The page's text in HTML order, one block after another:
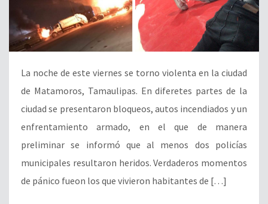
La noche de este viernes se torno violenta en la ciudad
de Matamoros, Tamaulipas. En diferetes partes de la
ciudad se presentaron bloqueos, autos incendiados y un
enfrentamiento armado, en el que de manera
preliminar se informó que al menos dos policías
municipales resultaron heridos. Verdaderos momentos
de pánico fueon los que vivieron habitantes de […]